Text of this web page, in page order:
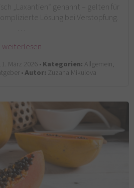
„Laxantien“ genannt – gelten für
Lösung bei Verstopfung.
weiterlesen
März 2026 •Kategorien: Allgemein,
•Autor: Zuzana Mikulova